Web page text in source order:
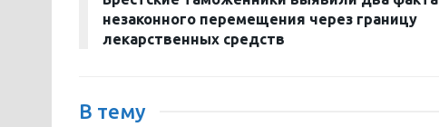
незаконного перемещения через границу
лекарственных средств
В тему